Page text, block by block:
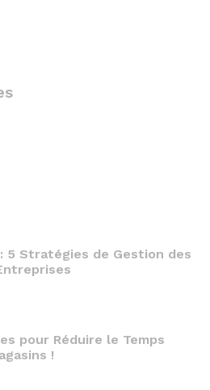
5 Stratégies de Gestion des
pour Réduire le Temps
!